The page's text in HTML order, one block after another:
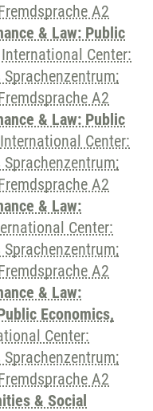
A2
& Law: Public
International Center:
A2
& Law: Public
International Center:
A2
& Law:
Center:
A2
& Law:
Economics,
Center:
A2
& Social